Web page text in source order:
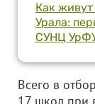
Как
Урала:
СУНЦ
Всего в